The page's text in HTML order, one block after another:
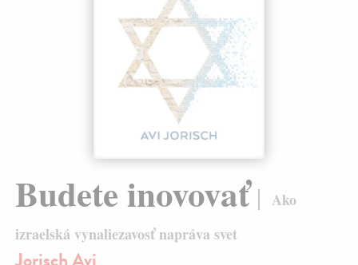
Budete inovovať
Ako
izraelská vynaliezavosť napráva svet